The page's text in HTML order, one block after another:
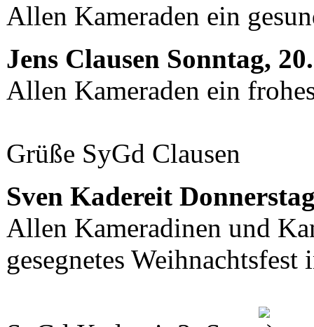
Allen Kameraden ein
Jens Clausen Sonntag,
Allen Kameraden ein
Grüße SyGd Clausen
Sven Kadereit
Allen Kameradinen und
gesegnetes